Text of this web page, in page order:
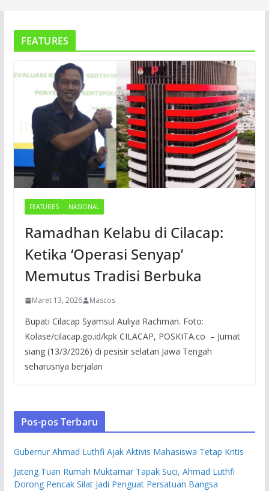
FEATURES
FEATURES NASIONAL
Ramadhan Kelabu di Cilacap:
Ketika ‘Operasi Senyap’
Memutus Tradisi Berbuka
Maret 13, 2026 Mascos
Bupati Cilacap Syamsul Auliya Rachman. Foto:
Kolase/cilacap.go.id/kpk CILACAP, POSKITA.co – Jumat
siang (13/3/2026) di pesisir selatan Jawa Tengah
seharusnya berjalan
Pos-pos Terbaru
Gubernur Ahmad Luthfi Ajak Aktivis Mahasiswa Tetap Kritis
Jateng Tuan Rumah Muktamar Tapak Suci, Ahmad Luthfi
Dorong Pencak Silat Jadi Penguat Persatuan Bangsa